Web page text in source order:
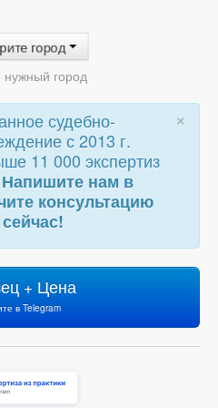
город
город
×
судебно-
с 2013 г.
11 000 экспертиз
Напишите нам в
консультацию
+ Цена
в Telegram